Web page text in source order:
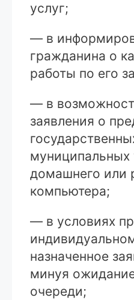
услуг;
— в
гражданина о
работы по его
— в
заявления о
муниципальных
домашнего или
компьютера;
— в условиях
назначенное
минуя
очереди;